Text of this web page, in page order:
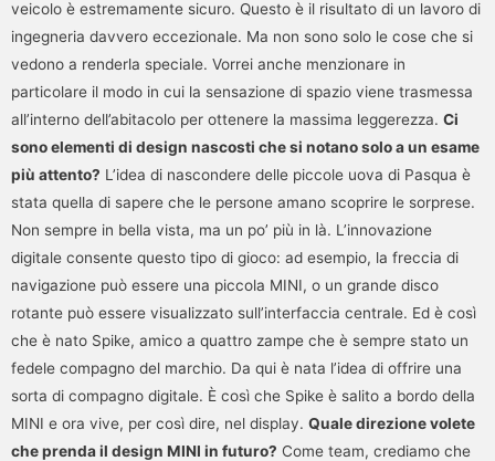
veicolo è estremamente sicuro. Questo è il risultato di un lavoro di
ingegneria davvero eccezionale. Ma non sono solo le cose che si
vedono a renderla speciale. Vorrei anche menzionare in
particolare il modo in cui la sensazione di spazio viene trasmessa
all’interno dell’abitacolo per ottenere la massima leggerezza. Ci
sono elementi di design nascosti che si notano solo a un esame
più attento? L’idea di nascondere delle piccole uova di Pasqua è
stata quella di sapere che le persone amano scoprire le sorprese.
Non sempre in bella vista, ma un po’ più in là. L’innovazione
digitale consente questo tipo di gioco: ad esempio, la freccia di
navigazione può essere una piccola MINI, o un grande disco
rotante può essere visualizzato sull’interfaccia centrale. Ed è così
che è nato Spike, amico a quattro zampe che è sempre stato un
fedele compagno del marchio. Da qui è nata l’idea di offrire una
sorta di compagno digitale. È così che Spike è salito a bordo della
MINI e ora vive, per così dire, nel display. Quale direzione volete
che prenda il design MINI in futuro? Come team, crediamo che